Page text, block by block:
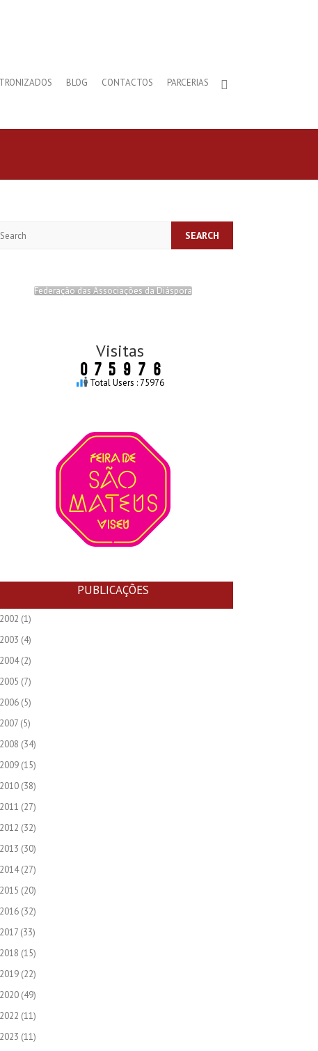
BLOG CONTACTOS PARCERIAS
Federação das Associações da Diáspora
Visitas
Total Users : 75976
PUBLICAÇÕES
2002 (1)
2003 (4)
2004(2)
2005 (7)
2006(5)
2007(5)
2008 (34)
2009(15)
2010(38)
2011 (27)
2012 (32)
2013 (30)
2014(27)
2015 (20)
2016(32)
2017(33)
2018 (15)
2019(22)
2020(49)
2022 (11)
2023 (11)